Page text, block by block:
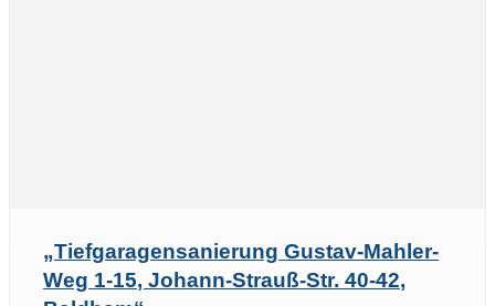
„Tiefgaragensanierung Gustav-Mahler-
Weg 1-15, Johann-Strauß-Str. 40-42,